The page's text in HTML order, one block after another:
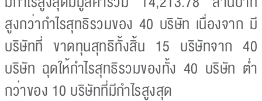
สูงกว่ากำไรสุทธิรวมของ 40 บริษัท เนื่องจาก มี
บริษัทที่ ขาดทุนสุทธิทั้งสิ้น 15 บริษัทจาก 40
บริษัท ฉุดให้กำไรสุทธิรวมของทั้ง 40 บริษัท ต่ำ
กว่าของ 10 บริษัทที่มีกำไรสูงสุด